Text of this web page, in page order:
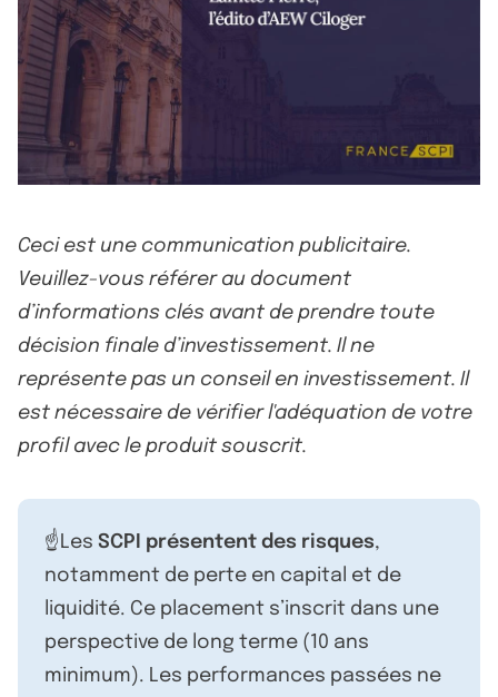
Ceci est une communication publicitaire.
Veuillez-vous référer au document
d’informations clés avant de prendre toute
décision finale d’investissement. Il ne
représente pas un conseil en investissement. Il
est nécessaire de vérifier l'adéquation de votre
profil avec le produit souscrit.
☝️Les SCPI présentent des risques,
notamment de perte en capital et de
liquidité. Ce placement s’inscrit dans une
perspective de long terme (10 ans
minimum). Les performances passées ne